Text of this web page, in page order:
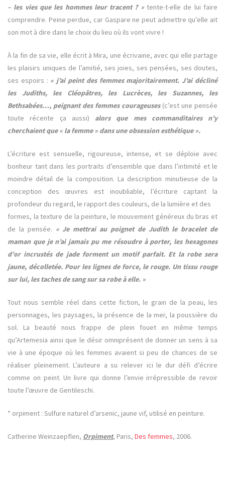
– les vies que les hommes leur tracent ? »tente-t-elle de lui faire
comprendre. Peine perdue, car Gaspare ne peut admettre qu’elle ait
son mot à dire dans le choix du lieu où ils vont vivre !
À la fin de sa vie, elle écrit à Mira, une écrivaine, avec qui elle partage
les plaisirs uniques de l’amitié, ses joies, ses pensées, ses doutes,
ses espoirs : « j’ai peint des femmes majoritairement. J’ai décliné
les Judiths, les Cléopâtres, les Lucrèces, les Suzannes, les
Bethsabées…, peignant des femmes courageuses(c’est une pensée
toute récente ça aussi) alors que mes commanditaires n’y
cherchaient que « la femme » dans une obsession esthétique ».
L’écriture est sensuelle, rigoureuse, intense, et se déploie avec
bonheur tant dans les portraits d’ensemble que dans l’intimité et le
moindre détail de la composition. La description minutieuse de la
conception des œuvres est inoubliable, l’écriture captant la
profondeur du regard, le rapport des couleurs, de la lumière et des
formes, la texture de la peinture, le mouvement généreux du bras et
de la pensée. « Je mettrai au poignet de Judith le bracelet de
maman que je n’ai jamais pu me résoudre à porter, les hexagones
d’or incrustés de jade forment un motif parfait. Et la robe sera
jaune, décolletée. Pour les lignes de force, le rouge. Un tissu rouge
sur lui, les taches de sang sur sa robe à elle. »
Tout nous semble réel dans cette fiction, le grain de la peau, les
personnages, les paysages, la présence de la mer, la poussière du
sol. La beauté nous frappe de plein fouet en même temps
qu’Artemesia ainsi que le désir omniprésent de donner un sens à sa
vie à une époque où les femmes avaient si peu de chances de se
réaliser pleinement. L’auteure a su relever ici le dur défi d’écrire
comme on peint. Un livre qui donne l’envie irrépressible de revoir
toute l’œuvre de Gentileschi.
* orpiment : Sulfure naturel d’arsenic, jaune vif, utilisé en peinture.
Catherine Weinzaepflen, Orpiment, Paris, Des femmes, 2006.